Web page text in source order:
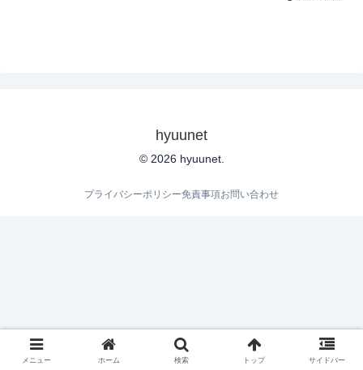
hyuunet
© 2026 hyuunet.
プライバシーポリシー免責事項お問い合わせ
メニュー ホーム 検索 トップ サイドバー